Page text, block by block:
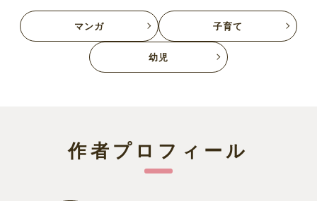
マンガ 子育て
幼児
作者プロフィール